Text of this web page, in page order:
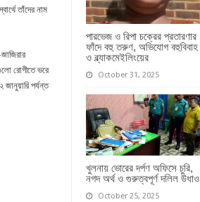
পারভেজ ও রিপা চক্রের প্রতারণার
ফাঁদে বহু তরুণ, অভিযোগ বহুবিবাহ
ও ব্ল্যাকমেইলিংয়ের
October 31, 2025
খুলনায় ভোরের দর্পণ অফিসে চুরি,
নগদ অর্থ ও গুরুত্বপূর্ণ দলিল উধাও
October 25, 2025
তাঁদের নাম
রোগীতে ভরে
পর্যন্ত